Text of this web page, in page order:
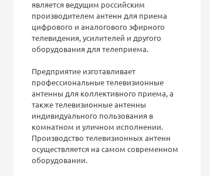
является ведущим российским
производителем антенн для приема
цифрового и аналогового эфирного
телевидения, усилителей и другого
оборудования для телеприема.
Предприятие изготавливает
профессиональные телевизионные
антенны для коллективного приема, а
также телевизионные антенны
индивидуального пользования в
комнатном и уличном исполнении.
Производство телевизионных антенн
осуществляется на самом современном
оборудовании.